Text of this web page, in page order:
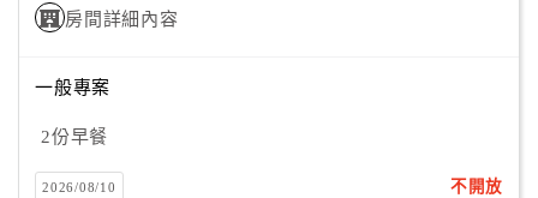
理
員
戶
房間詳細內容
一般專案
2份早餐
2026/08/10 不開放